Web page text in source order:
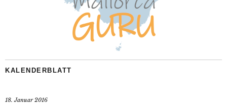
KALENDERBLATT
18. Januar 2016